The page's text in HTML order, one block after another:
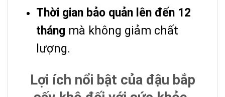
Thời gian bảo quản lên đến 12
tháng mà không giảm chất
lượng.
Lợi ích nổi bật của đậu bắp